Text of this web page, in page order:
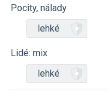
Pocity, nálady
lehké
Lidé: mix
lehké